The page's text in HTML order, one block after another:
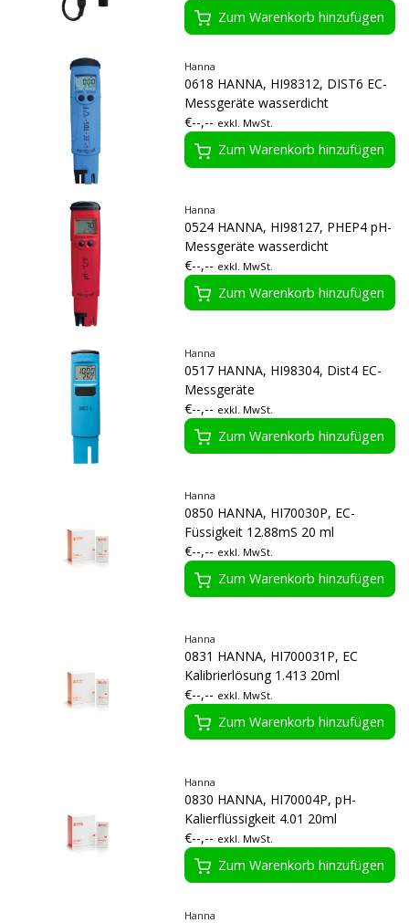
Zum Warenkorb hinzufügen
Hanna
0618 HANNA, HI98312, DIST6 EC-
Messgeräte wasserdicht
€--,-- exkl. MwSt.
Zum Warenkorb hinzufügen
Hanna
0524 HANNA, HI98127, PHEP4 pH-
Messgeräte wasserdicht
€--,-- exkl. MwSt.
Zum Warenkorb hinzufügen
Hanna
0517 HANNA, HI98304, Dist4 EC-
Messgeräte
€--,-- exkl. MwSt.
Zum Warenkorb hinzufügen
Hanna
0850 HANNA, HI70030P, EC-
Füssigkeit 12.88mS 20 ml
€--,-- exkl. MwSt.
Zum Warenkorb hinzufügen
Hanna
0831 HANNA, HI700031P, EC
Kalibrierlösung 1.413 20ml
€--,-- exkl. MwSt.
Zum Warenkorb hinzufügen
Hanna
0830 HANNA, HI70004P, pH-
Kalierflüssigkeit 4.01 20ml
€--,-- exkl. MwSt.
Zum Warenkorb hinzufügen
Hanna